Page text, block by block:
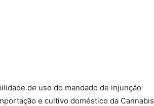
de uso do mandado de injunção
e cultivo doméstico da Cannabis